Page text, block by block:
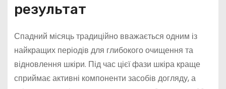
результат
Спадний місяць традиційно вважається одним із
найкращих періодів для глибокого очищення та
відновлення шкіри. Під час цієї фази шкіра краще
сприймає активні компоненти засобів догляду, а